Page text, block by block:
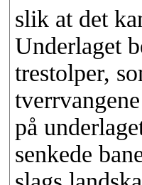
slik at det
Underlaget
trestolper,
på
senkede